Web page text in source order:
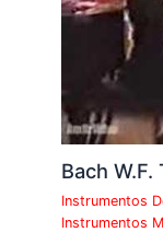
Bach
Instrumentos
Instrumentos